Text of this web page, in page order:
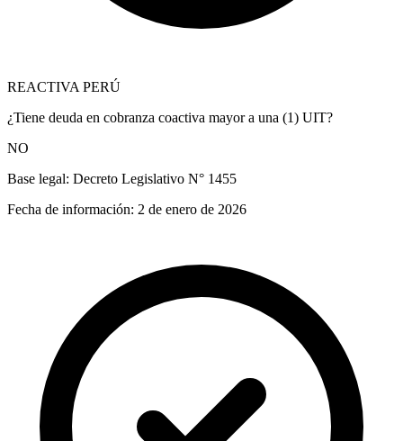
REACTIVA PERÚ
¿Tiene deuda en cobranza coactiva mayor a una (1) UIT?
NO
Base legal: Decreto Legislativo N° 1455
Fecha de información: 2 de enero de 2026